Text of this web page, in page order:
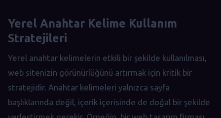
Yerel Anahtar Kelime Kullanım
Stratejileri
Yerel anahtar kelimelerin etkili bir şekilde kullanılması,
web sitenizin görünürlüğünü artırmak için kritik bir
stratejidir. Anahtar kelimeleri yalnızca sayfa
başlıklarında değil, içerik içerisinde de doğal bir şekilde